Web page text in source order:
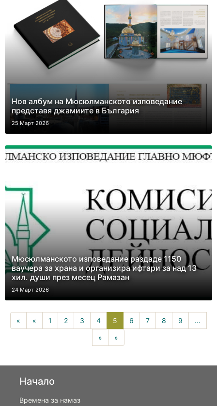
Нов албум на Мюсюлманското изповедание
представя джамиите в България
25 Март 2026
Мюсюлманското изповедание раздаде 1150
ваучера за храна и организира ифтари за над 13
хил. души през месец Рамазан
24 Март 2026
« « 1 2 3 4 5 5(current)
6 7 8 9 ...
» »
Начало
Времена за намаз